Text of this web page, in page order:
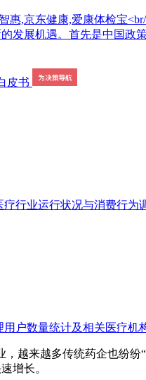
,京东健康,爱康体检宝
发展机遇。首先是中国
疗行业运行状况与消费行为
用户数量统计及相关医疗机
来越多传统药企也纷纷
增长。